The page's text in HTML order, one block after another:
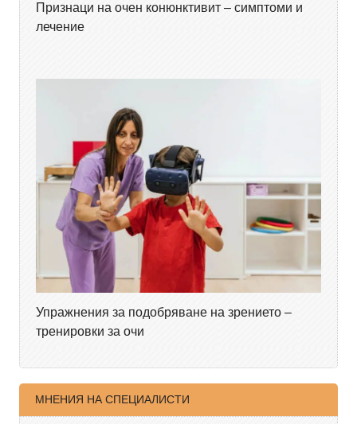
Признаци на очен конюнктивит – симптоми и
лечение
Упражнения за подобряване на зрението –
тренировки за очи
МНЕНИЯ НА СПЕЦИАЛИСТИ